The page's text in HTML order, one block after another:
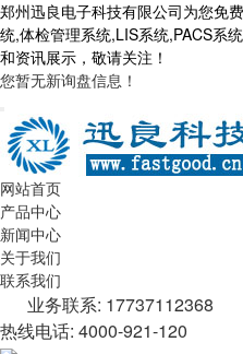
郑州迅良电子科技有限公司为您免
统,体检管理系统,LIS系统,PACS系
和资讯展示，敬请关注！
您暂无新询盘信息！
网站首页
产品中心
新闻中心
关于我们
联系我们
业务联系: 17737112368
热线电话: 4000-921-120